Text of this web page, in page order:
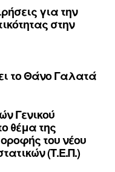
για την
στην
το Θάνο Γαλατά
Γενικού
θέμα της
του νέου
(Τ.Ε.Π.)